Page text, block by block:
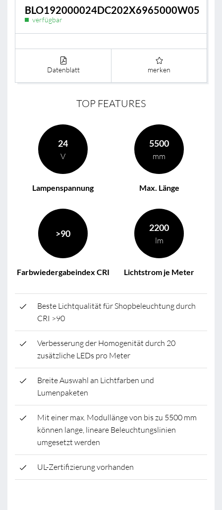
BLO192000024DC202X6965000W05
verfügbar
Datenblatt merken
TOP FEATURES
24
V
Lampenspannung
5500
mm
Max. Länge
>90
Farbwiedergabeindex CRI
2200
lm
Lichtstrom je Meter
Beste Lichtqualität für Shopbeleuchtung durch
CRI >90
Verbesserung der Homogenität durch 20
zusätzliche LEDs pro Meter
Breite Auswahl an Lichtfarben und
Lumenpaketen
Mit einer max. Modullänge von bis zu 5500 mm
können lange, lineare Beleuchtungslinien
umgesetzt werden
UL-Zertifizierung vorhanden